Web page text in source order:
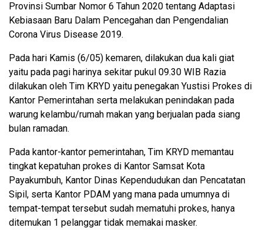
Provinsi Sumbar Nomor 6 Tahun 2020 tentang Adaptasi
Kebiasaan Baru Dalam Pencegahan dan Pengendalian
Corona Virus Disease 2019.
Pada hari Kamis (6/05) kemaren, dilakukan dua kali giat
yaitu pada pagi harinya sekitar pukul 09.30 WIB Razia
dilakukan oleh Tim KRYD yaitu penegakan Yustisi Prokes di
Kantor Pemerintahan serta melakukan penindakan pada
warung kelambu/rumah makan yang berjualan pada siang
bulan ramadan.
Pada kantor-kantor pemerintahan, Tim KRYD memantau
tingkat kepatuhan prokes di Kantor Samsat Kota
Payakumbuh, Kantor Dinas Kependudukan dan Pencatatan
Sipil, serta Kantor PDAM yang mana pada umumnya di
tempat-tempat tersebut sudah mematuhi prokes, hanya
ditemukan 1 pelanggar tidak memakai masker.